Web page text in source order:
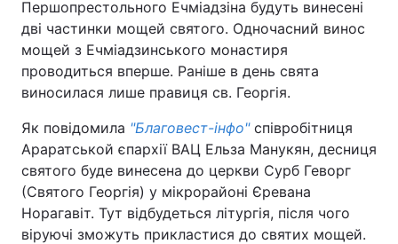
Головна Війна
Україна Політика
Першопрестольного Ечміадзіна будуть винесені
дві частинки мощей святого. Одночасний винос
мощей з Ечміадзинського монастиря
проводиться вперше. Раніше в день свята
виносилася лише правиця св. Георгія.
Як повідомила "Благовест-інфо"співробітниця
Араратськой єпархії ВАЦ Ельза Манукян, десниця
святого буде винесена до церкви Сурб Геворг
(Святого Георгія) у мікрорайоні Єревана
Норагавіт. Тут відбудеться літургія, після чого
віруючі зможуть прикластися до святих мощей.